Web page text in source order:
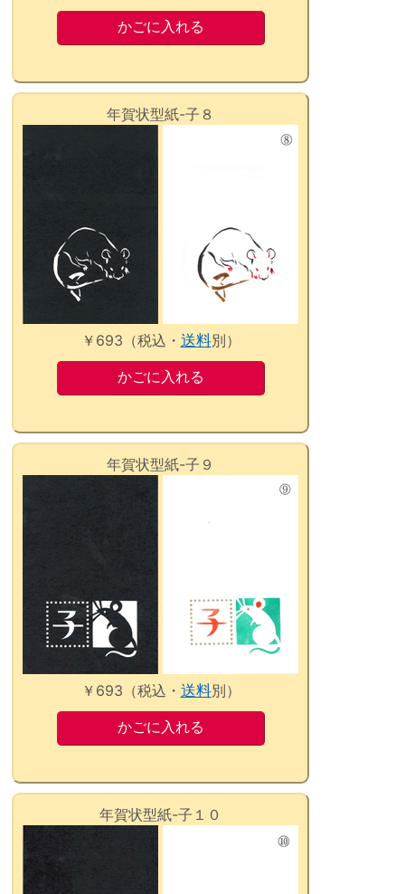
年賀状型紙-子８
￥693（税込・ 送料別）
年賀状型紙-子９
￥693（税込・ 送料別）
年賀状型紙-子１０